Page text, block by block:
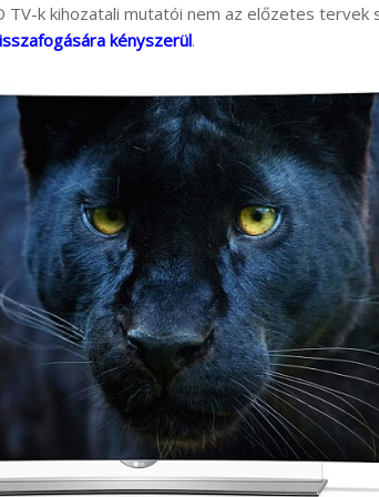
TV-k kihozatali mutatói nem az előzetes tervek
kényszerül.